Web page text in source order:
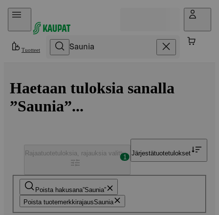
Hyppää sisältöön
Tuotteet
Haetaan tuloksia sanalla
”Saunia”...
Poista hakusana Saunia
Poista tuotemerkkirajausSaunia
Rajaatuotetuloksia, rajauksia valittu
1
Järjestätuotetulokset